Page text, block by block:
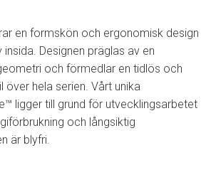
en formskön och ergonomisk design
Designen präglas av en
och förmedlar en tidlös och
över hela serien. Vårt unika
ligger till grund för utvecklingsarbetet
och långsiktig
är blyfri.